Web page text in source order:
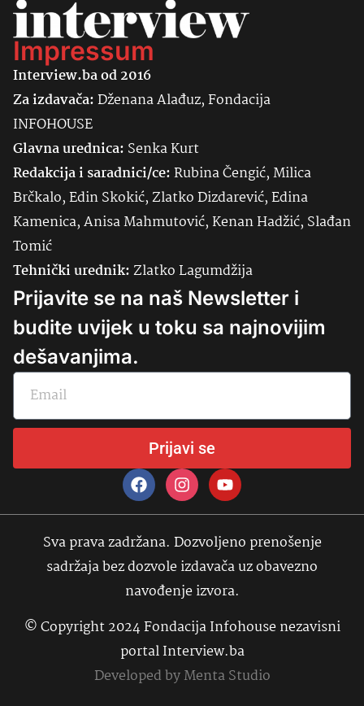
Impressum
Interview.ba od 2016
Za izdavača:Dženana Alađuz, Fondacija
INFOHOUSE
Glavna urednica: SenkaKurt
Redakcija i saradnici/ce:Rubina Čengić, Milica
Brčkalo, Edin Skokić, Zlatko Dizdarević, Edina
Kamenica, Anisa Mahmutović, Kenan Hadžić, Slađan
Tomić
Tehnički urednik:Zlatko Lagumdžija
Prijavite se na naš Newsletter i
budite uvijek u toku sa najnovijim
dešavanjima.
Prijavi se
Sva prava zadržana. Dozvoljeno prenošenje
sadržaja bez dozvole izdavača uz obavezno
navođenje izvora.
© Copyright 2024 Fondacija Infohouse nezavisni
portal Interview.ba
Developed byMenta Studio